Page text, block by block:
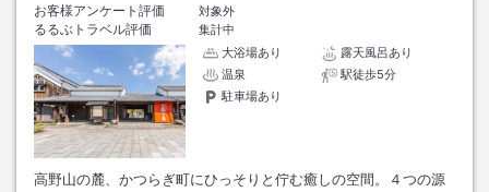
お客様アンケート評価
対象外
るるぶトラベル評価
集計中
大浴場あり
露天風呂あり
温泉
駅徒歩5分
駐車場あり
高野山の麓、かつらぎ町にひっそりと佇む癒しの空間。４つの源